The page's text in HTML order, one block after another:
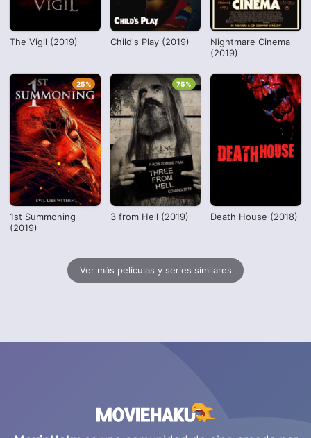
The Vigil (2019) Child's Play (2019)
Nightmare Cinema
(2019)
1st Summoning
(2019)
25%
3 from Hell (2019)
75%
Death House (2018)
Ver más películas y series similares